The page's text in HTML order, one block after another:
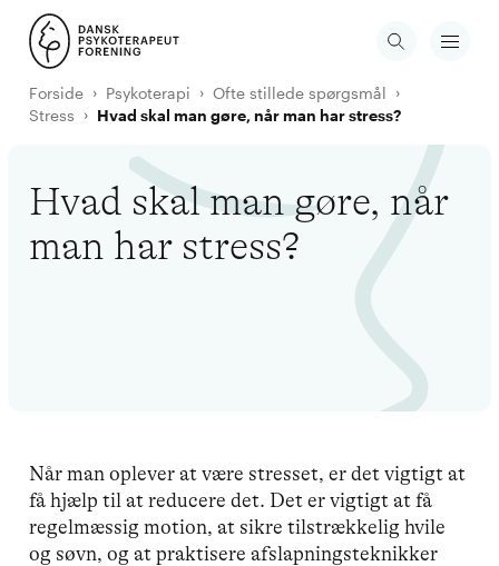
Forside Psykoterapi
Ofte stillede spørgsmål
Stress
Hvad skal man gøre, når man har stress?
Hvad skal man gøre, når
man har stress?
Når man oplever at være stresset, er det vigtigt at
få hjælp til at reducere det. Det er vigtigt at få
regelmæssig motion, at sikre tilstrækkelig hvile
og søvn, og at praktisere afslapningsteknikker